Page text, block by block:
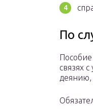
По
связях
деянию,